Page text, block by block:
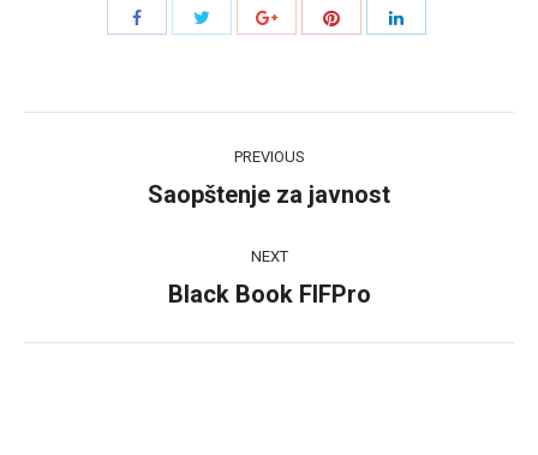
navigation
PREVIOUS
Previous
Saopštenje za javnost
NEXT
Next
Black Book FIFPro